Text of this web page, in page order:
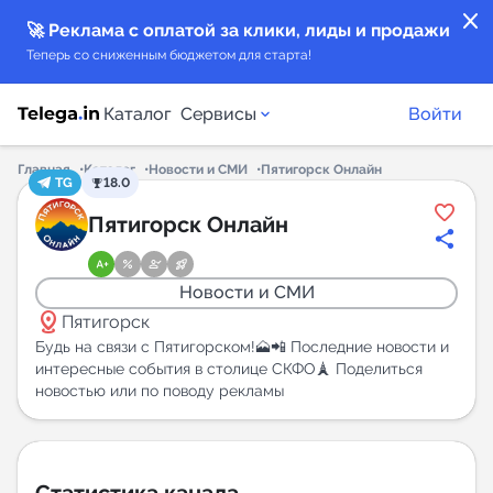
close
🚀 Реклама с оплатой за клики, лиды и продажи
Теперь со сниженным бюджетом для старта!
Каталог Сервисы
Каталог каналов
Каталог ботов
Горящие предложения
Индекс читаемости каналов в Telegram
Войти
Главная Каталог Новости и СМИ
Пятигорск Онлайн
TG
18.0
Пятигорск Онлайн
Новости и СМИ
distance Пятигорск
Будь на связи с Пятигорском!🗻📲 Последние новости и
интересные события в столице СКФО🗼 Поделиться
новостью или по поводу рекламы